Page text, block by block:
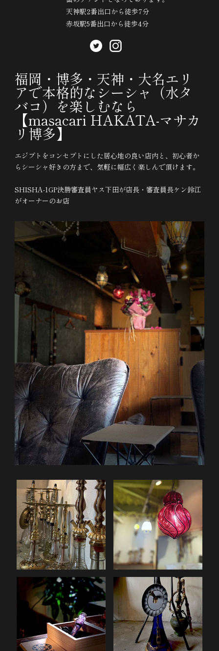
天神駅2番出口から徒歩7分
赤坂駅5番出口から徒歩4分
福岡・博多・天神・大名エリ
アで本格的なシーシャ（水タ
バコ）を楽しむなら
【masacari HAKATA-マサカ
リ博多】
エジプトをコンセプトにした居心地の良い店内と、初心者か
らシーシャ好きの方まで、気軽に幅広く楽しんで頂けます。
SHISHA-1GP決勝審査員ヤス下田が店長・審査員長ケン鈴江
がオーナーのお店